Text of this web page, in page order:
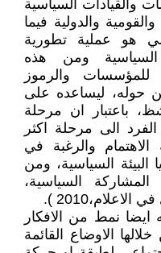
والقيادات السياسية
والدولية فيما
هو عملية تطورية
السياسية ومن هذه
للمؤسسات والرموز
حوله، ليساعده على
باعتبار ان مرحلة
الى مرحلة اكثر
والرغبة في
البيئة السياسية، ومن
السياسية،
).
نمط من الافكار
الاوضاع القائمة